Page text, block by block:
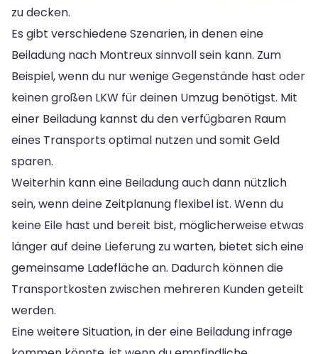
zu decken.
Es gibt verschiedene Szenarien, in denen eine
Beiladung nach Montreux sinnvoll sein kann. Zum
Beispiel, wenn du nur wenige Gegenstände hast oder
keinen großen LKW für deinen Umzug benötigst. Mit
einer Beiladung kannst du den verfügbaren Raum
eines Transports optimal nutzen und somit Geld
sparen.
Weiterhin kann eine Beiladung auch dann nützlich
sein, wenn deine Zeitplanung flexibel ist. Wenn du
keine Eile hast und bereit bist, möglicherweise etwas
länger auf deine Lieferung zu warten, bietet sich eine
gemeinsame Ladefläche an. Dadurch können die
Transportkosten zwischen mehreren Kunden geteilt
werden.
Eine weitere Situation, in der eine Beiladung infrage